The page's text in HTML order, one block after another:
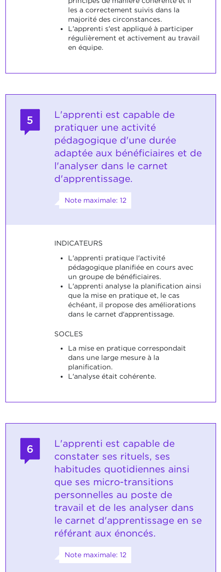
les a correctement suivis dans la
majorité des circonstances.
L'apprenti s'est appliqué à participer
régulièrement et activement au travail
en équipe.
5
L'apprenti est capable de
pratiquer une activité
pédagogique d'une durée
adaptée aux bénéficiaires et de
l'analyser dans le carnet
d'apprentissage.
Note maximale: 12
INDICATEURS
L'apprenti pratique l'activité
pédagogique planifiée en cours avec
un groupe de bénéficiaires.
L'apprenti analyse la planification ainsi
que la mise en pratique et, le cas
échéant, il propose des améliorations
dans le carnet d'apprentissage.
SOCLES
La mise en pratique correspondait
dans une large mesure à la
planification.
L'analyse était cohérente.
6
L'apprenti est capable de
constater ses rituels, ses
habitudes quotidiennes ainsi
que ses micro-transitions
personnelles au poste de
travail et de les analyser dans
le carnet d'apprentissage en se
référant aux énoncés.
Note maximale: 12